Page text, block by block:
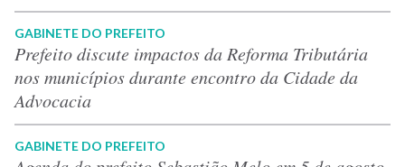
GABINETE DO PREFEITO
Prefeito discute impactos da Reforma Tributária
nos municípios durante encontro da Cidade da
Advocacia
GABINETE DO PREFEITO